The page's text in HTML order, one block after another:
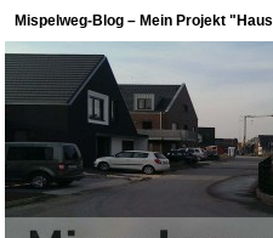
Mispelweg-Blog – Mein Projekt